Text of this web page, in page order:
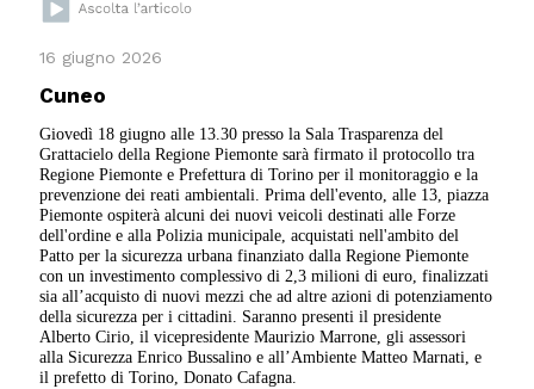
16 giugno 2026
Cuneo
Giovedì 18 giugno alle 13.30 presso la Sala Trasparenza del
Grattacielo della Regione Piemonte sarà firmato il protocollo tra
Regione Piemonte e Prefettura di Torino per il monitoraggio e la
prevenzione dei reati ambientali. Prima dell'evento, alle 13, piazza
Piemonte ospiterà alcuni dei nuovi veicoli destinati alle Forze
dell'ordine e alla Polizia municipale, acquistati nell'ambito del
Patto per la sicurezza urbana finanziato dalla Regione Piemonte
con un investimento complessivo di 2,3 milioni di euro, finalizzati
sia all’acquisto di nuovi mezzi che ad altre azioni di potenziamento
della sicurezza per i cittadini. Saranno presenti il presidente
Alberto Cirio, il vicepresidente Maurizio Marrone, gli assessori
alla Sicurezza Enrico Bussalino e all’Ambiente Matteo Marnati, e
il prefetto di Torino, Donato Cafagna.